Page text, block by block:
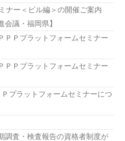
ナー＜ビル編＞の開催ご案内
会議・福岡県】
ＰＰプラットフォームセミナー
ＰＰプラットフォームセミナー
プラットフォームセミナーにつ
調査・検査報告の資格者制度が